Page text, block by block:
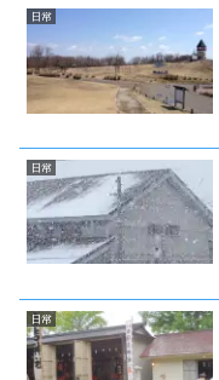
日常
日常
日常